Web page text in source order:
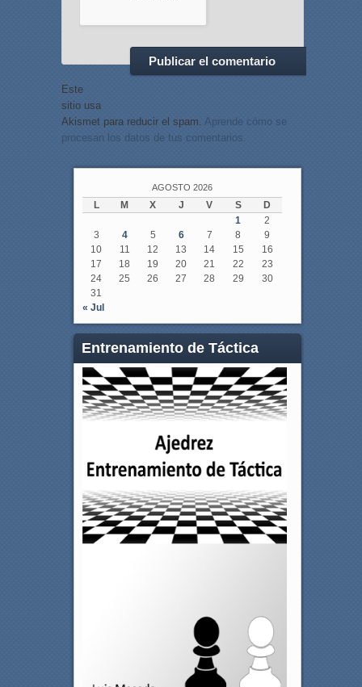
Este
sitio usa
Akismet para reducir el spam. Aprende cómo se
procesan los datos de tus comentarios.
AGOSTO 2026
L M X J V S
D
1
2
3
4 5 6 7 8
9
10
11 12 13 14 15
16
17
18 19 20 21 22
23
24
25 26 27 28 29
30
31
« Jul
Entrenamiento de Táctica